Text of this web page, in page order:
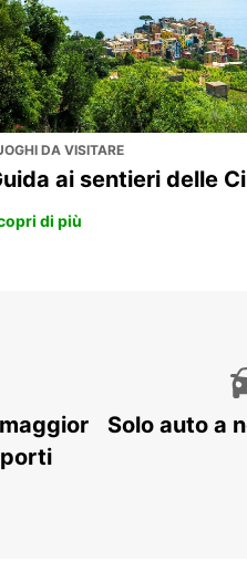
PAGUERA - SPAIN
DA VISITARE
ai sentieri delle
di più
Solo auto a